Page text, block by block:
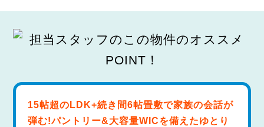
15帖超のLDK+続き間6帖畳敷で家族の会話が
弾む!パントリー&大容量WICを備えたゆとり